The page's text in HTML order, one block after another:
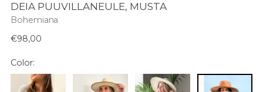
DEIA PUUVILLANEULE, MUSTA
Bohemiana
Normaali
€98,00
Color: